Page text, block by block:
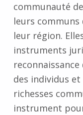
communauté
leurs
leur région.
instruments
des individus
richesses
instrument